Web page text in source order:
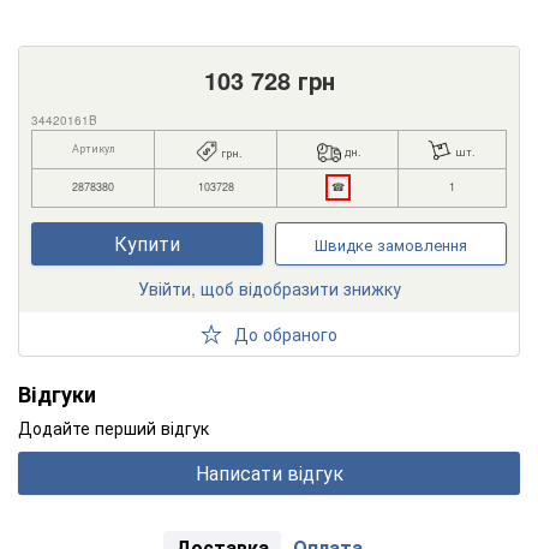
103 728грн
34420161B
Артикул грн. дн. шт.
2878380 103728 ☎ 1
Купити Швидке замовлення
Увійти, щоб відобразити знижку
До обраного
Відгуки
Додайте перший відгук
Написати відгук